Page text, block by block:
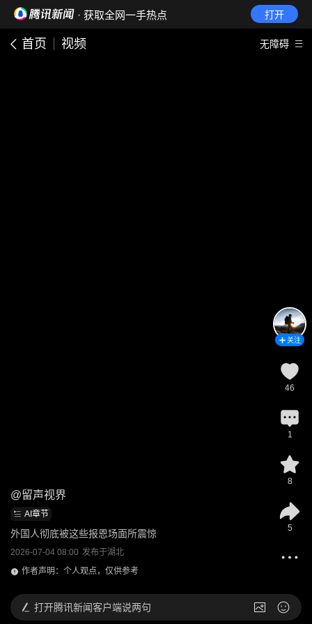
· 获取全网一手热点 打开
首页 视频 无障碍
@留声视界
AI章节
外国人彻底被这些报恩场面所震惊
2026-07-04 08:00 发布于湖北
作者声明：个人观点，仅供参考
关注
46
1
8
5
打开腾讯新闻客户端说两句